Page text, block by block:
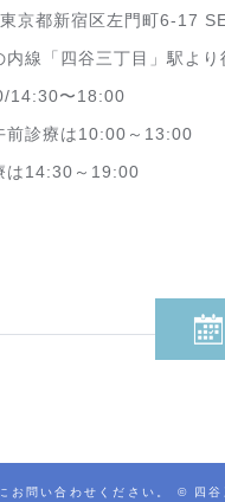
都新宿区左門町6-17
線「四谷三丁目」駅より
14:30〜18:00
前診療は10:00～13:00
は14:30～19:00
お問い合わせください。 © 四